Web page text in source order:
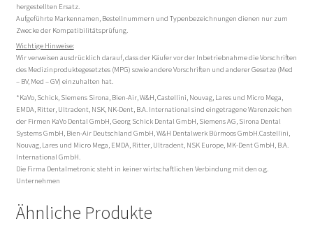
hergestellten Ersatz.
Aufgeführte Markennamen, Bestellnummern und Typenbezeichnungen dienen nur zum
Zwecke der Kompatibilitätsprüfung.
Wichtige Hinweise:
Wir verweisen ausdrücklich darauf, dass der Käufer vor der Inbetriebnahme die Vorschriften
des Medizinproduktegesetztes (MPG) sowie andere Vorschriften und anderer Gesetze (Med
– BV, Med – GV) einzuhalten hat.
*KaVo, Schick, Siemens Sirona, Bien-Air, W&H, Castellini, Nouvag, Lares und Micro Mega,
EMDA, Ritter, Ultradent, NSK, NK-Dent, B.A. International sind eingetragene Warenzeichen
der Firmen KaVo Dental GmbH, Georg Schick Dental GmbH, Siemens AG, Sirona Dental
Systems GmbH, Bien-Air Deutschland GmbH, W&H Dentalwerk Bürmoos GmbH.Castellini,
Nouvag, Lares und Micro Mega, EMDA, Ritter, Ultradent, NSK Europe, MK-Dent GmbH, B.A.
International GmbH.
Die Firma Dentalmetronic steht in keiner wirtschaftlichen Verbindung mit den o.g.
Unternehmen
Ähnliche Produkte